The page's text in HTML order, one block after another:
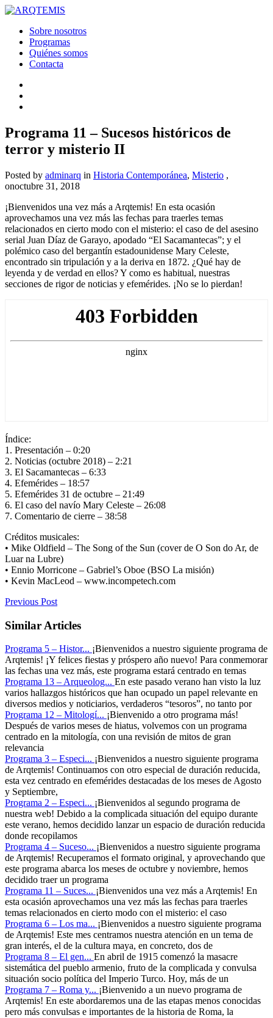
Sobre nosotros
Programas
Quiénes somos
Contacta
Programa 11 – Sucesos históricos de
terror y misterio II
Posted by adminarq in Historia Contemporánea, Misterio ,
onoctubre 31, 2018
¡Bienvenidos una vez más a Arqtemis! En esta ocasión
aprovechamos una vez más las fechas para traerles temas
relacionados en cierto modo con el misterio: el caso de del asesino
serial Juan Díaz de Garayo, apodado “El Sacamantecas”; y el
polémico caso del bergantín estadounidense Mary Celeste,
encontrado sin tripulación y a la deriva en 1872. ¿Qué hay de
leyenda y de verdad en ellos? Y como es habitual, nuestras
secciones de rigor de noticias y efemérides. ¡No se lo pierdan!
Índice:
1. Presentación – 0:20
2. Noticias (octubre 2018) – 2:21
3. El Sacamantecas – 6:33
4. Efemérides – 18:57
5. Efemérides 31 de octubre – 21:49
6. El caso del navío Mary Celeste – 26:08
7. Comentario de cierre – 38:58
Créditos musicales:
• Mike Oldfield – The Song of the Sun (cover de O Son do Ar, de
Luar na Lubre)
• Ennio Morricone – Gabriel’s Oboe (BSO La misión)
• Kevin MacLeod – www.incompetech.com
Previous Post
Similar Articles
Programa 5 – Histor... ¡Bienvenidos a nuestro siguiente programa de
Arqtemis! ¡Y felices fiestas y próspero año nuevo! Para conmemorar
las fechas una vez más, este programa estará centrado en temas
Programa 13 – Arqueolog... En este pasado verano han visto la luz
varios hallazgos históricos que han ocupado un papel relevante en
diversos medios y noticiarios, verdaderos “tesoros”, no tanto por
Programa 12 – Mitologí... ¡Bienvenido a otro programa más!
Después de varios meses de hiatus, volvemos con un programa
centrado en la mitología, con una revisión de mitos de gran
relevancia
Programa 3 – Especi... ¡Bienvenidos a nuestro siguiente programa
de Arqtemis! Continuamos con otro especial de duración reducida,
esta vez centrado en efemérides destacadas de los meses de Agosto
y Septiembre,
Programa 2 – Especi... ¡Bienvenidos al segundo programa de
nuestra web! Debido a la complicada situación del equipo durante
este verano, hemos decidido lanzar un espacio de duración reducida
donde recopilamos
Programa 4 – Suceso... ¡Bienvenidos a nuestro siguiente programa
de Arqtemis! Recuperamos el formato original, y aprovechando que
este programa abarca los meses de octubre y noviembre, hemos
decidido traer un programa
Programa 11 – Suces... ¡Bienvenidos una vez más a Arqtemis! En
esta ocasión aprovechamos una vez más las fechas para traerles
temas relacionados en cierto modo con el misterio: el caso
Programa 6 – Los ma... ¡Bienvenidos a nuestro siguiente programa
de Arqtemis! Este mes centramos nuestra atención en un tema de
gran interés, el de la cultura maya, en concreto, dos de
Programa 8 – El gen... En abril de 1915 comenzó la masacre
sistemática del pueblo armenio, fruto de la complicada y convulsa
situación socio política del Imperio Turco. Hoy, más de un
Programa 7 – Roma y... ¡Bienvenido a un nuevo programa de
Arqtemis! En este abordaremos una de las etapas menos conocidas
pero más convulsas e importantes de la historia de Roma, la